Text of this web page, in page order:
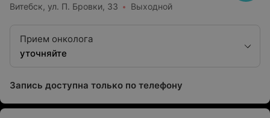
Витебск, ул. П. Бровки, 33 Выходной
Прием онколога
уточняйте
Запись доступна только по телефону